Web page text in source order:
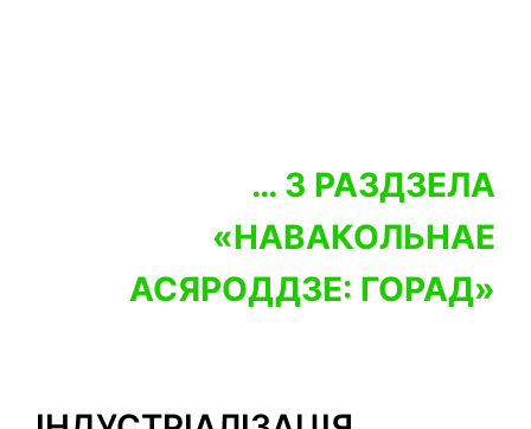
… З РАЗДЗЕЛА
«НАВАКОЛЬНАЕ
АСЯРОДДЗЕ: ГОРАД»